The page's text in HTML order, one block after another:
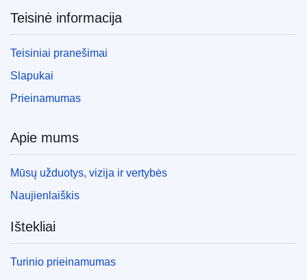
Teisinė informacija
Teisiniai pranešimai
Slapukai
Prieinamumas
Apie mums
Mūsų užduotys, vizija ir vertybės
Naujienlaiškis
Ištekliai
Turinio prieinamumas